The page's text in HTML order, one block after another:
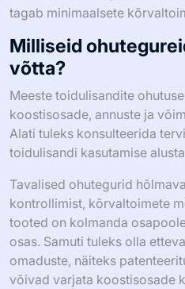
tagab minimaalsete
Milliseid
võtta?
Meeste toidulisandite
koostisosade, annuste ja
Alati tuleks konsulteerida
toidulisandi kasutamise
Tavalised ohutegurid
kontrollimist, kõrvaltoimete
tooted on kolmanda
osas. Samuti tuleks olla
omaduste, näiteks
võivad varjata koostisosade